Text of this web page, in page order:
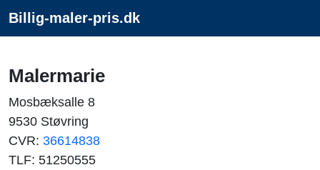
Billig-maler-pris.dk
Malermarie
Mosbæksalle 8
9530 Støvring
CVR: 36614838
TLF: 51250555